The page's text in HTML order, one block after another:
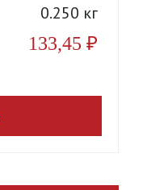
0.250 кг
133,45 ₽